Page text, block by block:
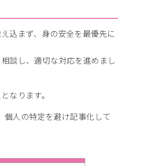
込まず、身の安全を最優先に
談し、適切な対応を進めまし
なります。
人の特定を避け記事化して